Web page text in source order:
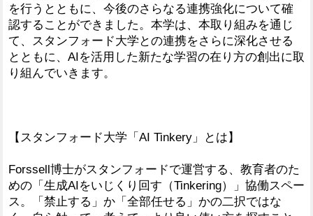
を行うとともに、今後のさらなる連携強化について確
認することができました。本学は、本取り組みを通じ
て、スタンフォード大学との連携をさらに深化させる
とともに、AIを活用した新たな学習の在り方の創出に取
り組んでいきます。
【スタンフォード大学「AI Tinkery」とは】
Forssell博士がスタンフォードで運営する、教育者のた
めの「生成AIをいじくり回す（Tinkering）」協働スペー
ス。「禁止する」か「全部任せる」かの二択ではな